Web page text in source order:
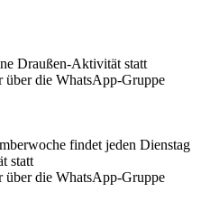
Draußen-Aktivität statt
über die WhatsApp-Gruppe
findet jeden Dienstag
statt
über die WhatsApp-Gruppe